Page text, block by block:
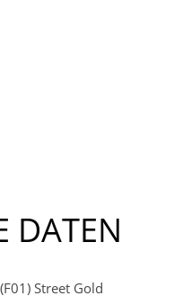
DATEN
Street Gold